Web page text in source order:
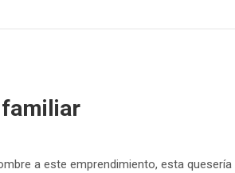
a este emprendimiento, esta